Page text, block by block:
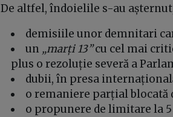
De altfel, îndoielile s-au
demisiile unor demnitari
un „marți 13”cu cel mai
plus o rezoluție severă a
dubii, în presa
o remaniere parțial blocată
o propunere de limitare la